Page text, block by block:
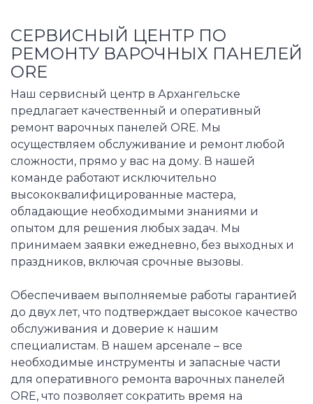
СЕРВИСНЫЙ ЦЕНТР ПО
РЕМОНТУ ВАРОЧНЫХ ПАНЕЛЕЙ
ORE
Наш сервисный центр в Архангельске
предлагает качественный и оперативный
ремонт варочных панелей ORE. Мы
осуществляем обслуживание и ремонт любой
сложности, прямо у вас на дому. В нашей
команде работают исключительно
высококвалифицированные мастера,
обладающие необходимыми знаниями и
опытом для решения любых задач. Мы
принимаем заявки ежедневно, без выходных и
праздников, включая срочные вызовы.
Обеспечиваем выполняемые работы гарантией
до двух лет, что подтверждает высокое качество
обслуживания и доверие к нашим
специалистам. В нашем арсенале – все
необходимые инструменты и запасные части
для оперативного ремонта варочных панелей
ORE, что позволяет сократить время на